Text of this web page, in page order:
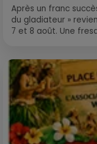
Après un franc
du gladiateur »
7 et 8 août. Une